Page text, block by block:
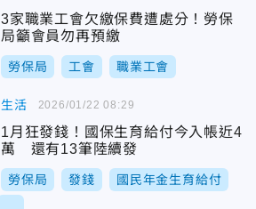
3家職業工會欠繳保費遭處分！勞保
局籲會員勿再預繳
勞保局 工會 職業工會
生活
1月狂發錢！國保生育給付今入帳近4
萬 還有13筆陸續發
勞保局 發錢 國民年金生育給付
2026/01/22 08:29